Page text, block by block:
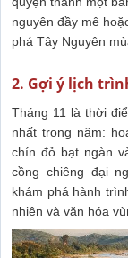
nguyên đầy mê
phá Tây Nguyên
2. Gợi ý lịch
Tháng 11 là thời
nhất trong năm:
chín đỏ bạt ngàn
cồng chiêng đại
khám phá hành
nhiên và văn hóa